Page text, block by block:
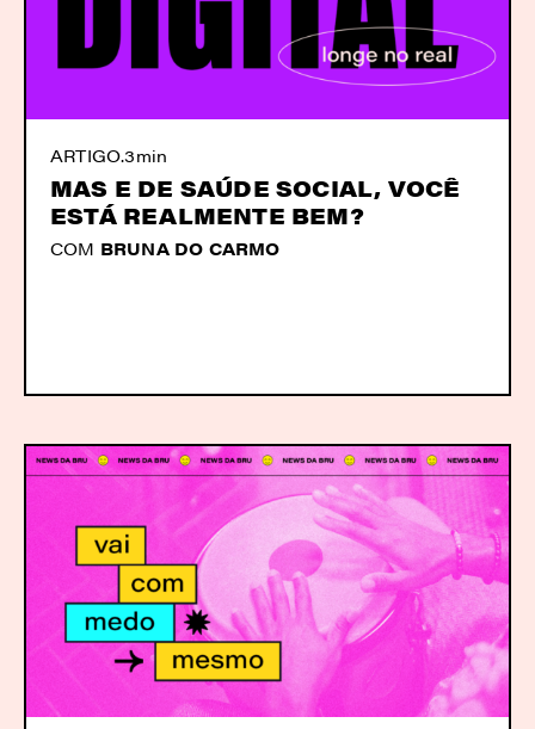
ARTIGO.3min
MAS E DE SAÚDE SOCIAL, VOCÊ
ESTÁ REALMENTE BEM?
COM BRUNA DO CARMO